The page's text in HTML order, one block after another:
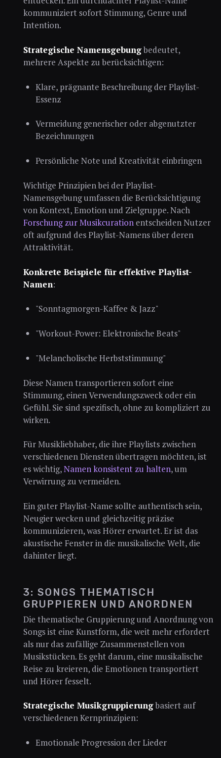
kommuniziert sofort Stimmung, Genre und
Intention.
Strategische Namensgebungbedeutet,
mehrere Aspekte zu berücksichtigen:
Klare, prägnante Beschreibung der Playlist-
Essenz
Vermeidung generischer oder abgenutzter
Bezeichnungen
Persönliche Note und Kreativität einbringen
Wichtige Prinzipien bei der Playlist-
Namensgebung umfassen die Berücksichtigung
von Kontext, Emotion und Zielgruppe. Nach
Forschung zur Musikcurationentscheiden Nutzer
oft aufgrund des Playlist-Namens über deren
Attraktivität.
Konkrete Beispiele für effektive Playlist-
Namen:
"Sonntagmorgen-Kaffee & Jazz"
"Workout-Power: Elektronische Beats"
"Melancholische Herbststimmung"
Diese Namen transportieren sofort eine
Stimmung, einen Verwendungszweck oder ein
Gefühl. Sie sind spezifisch, ohne zu kompliziert zu
wirken.
Für Musikliebhaber, die ihre Playlists zwischen
verschiedenen Diensten übertragen möchten, ist
es wichtig,Namen konsistent zu halten, um
Verwirrung zu vermeiden.
Ein guter Playlist-Name sollte authentisch sein,
Neugier wecken und gleichzeitig präzise
kommunizieren, was Hörer erwartet. Er ist das
akustische Fenster in die musikalische Welt, die
dahinter liegt.
3: SONGS THEMATISCH
GRUPPIEREN UND ANORDNEN
Die thematische Gruppierung und Anordnung von
Songs ist eine Kunstform, die weit mehr erfordert
als nur das zufällige Zusammenstellen von
Musikstücken. Es geht darum, eine musikalische
Reise zu kreieren, die Emotionen transportiert
und Hörer fesselt.
Strategische Musikgruppierungbasiert auf
verschiedenen Kernprinzipien:
Emotionale Progression der Lieder